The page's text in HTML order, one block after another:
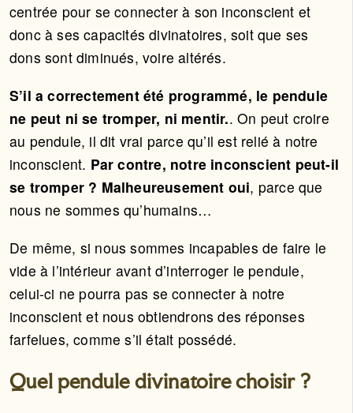
centrée pour se connecter à son inconscient et
donc à ses capacités divinatoires, soit que ses
dons sont diminués, voire altérés.
S’il a correctement été programmé, le pendule
ne peut ni se tromper, ni mentir.. On peut croire
au pendule, il dit vrai parce qu’il est relié à notre
inconscient. Par contre, notre inconscient peut-il
se tromper ? Malheureusement oui, parce que
nous ne sommes qu’humains…
De même, si nous sommes incapables de faire le
vide à l’intérieur avant d’interroger le pendule,
celui-ci ne pourra pas se connecter à notre
inconscient et nous obtiendrons des réponses
farfelues, comme s’il était possédé.
Quel pendule divinatoire choisir ?